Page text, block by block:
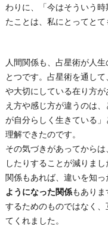
わりに、「今はそういう
たことは、私にとってとて
人間関係も、占星術が人
とつです。占星術を通し
や大切にしている在り方
え方や感じ方が違うのは
が自分らしく生きている
理解できたのです。
その気づきがあってから
したりすることが減りま
関係もあれば、違いを知っ
ようになった関係もあり
するためのものではなく
てくれました。